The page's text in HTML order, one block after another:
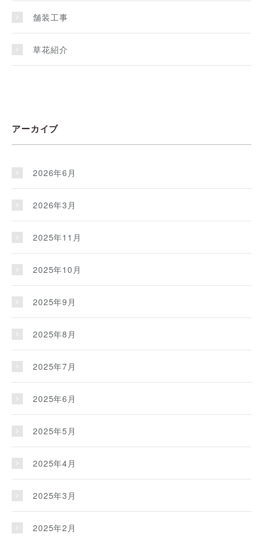
舗装工事
草花紹介
アーカイブ
2026年6月
2026年3月
2025年11月
2025年10月
2025年9月
2025年8月
2025年7月
2025年6月
2025年5月
2025年4月
2025年3月
2025年2月